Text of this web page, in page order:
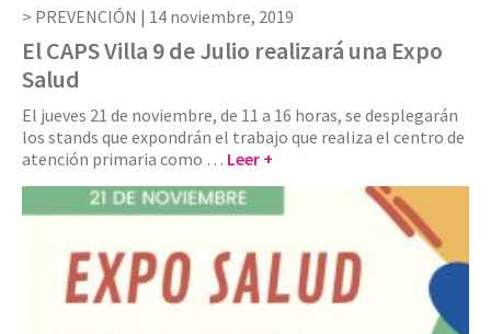
PREVENCIÓN | 14 noviembre, 2019
El CAPS Villa 9 de Julio realizará una Expo
Salud
El jueves 21 de noviembre, de 11 a 16 horas, se desplegarán
los stands que expondrán el trabajo que realiza el centro de
atención primaria como … Leer +